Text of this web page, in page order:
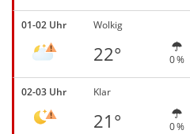
01-02 Uhr Wolkig
22° 0 %
02-03 Uhr Klar
21° 0 %